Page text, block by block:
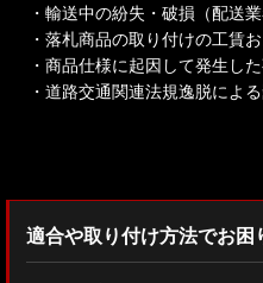
・輸送中の紛失・破損（配送業
・落札商品の取り付けの工賃
・商品仕様に起因して発生し
・道路交通関連法規逸脱によ
適合や取り付け方法でお困